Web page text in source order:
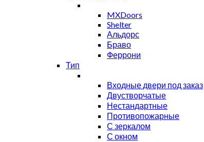
MXDoors
Shelter
Альдорс
Браво
Феррони
Тип
Входные двери под заказ
Двустворчатые
Нестандартные
Противопожарные
С зеркалом
С окном